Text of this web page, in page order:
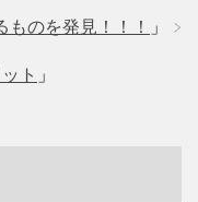
のを発見！！！ 」
ト 」